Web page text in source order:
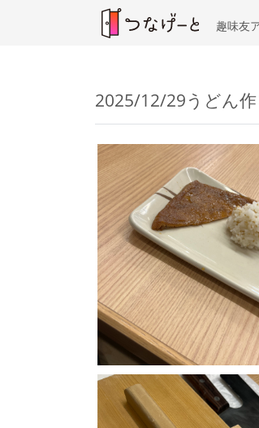
趣味友
2025/12/29うどん